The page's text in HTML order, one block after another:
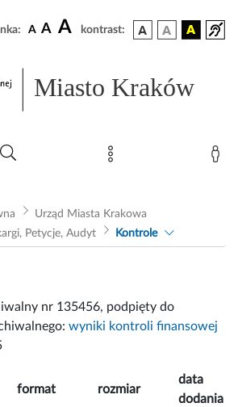
A A A kontrast:
Miasto Kraków
Urząd Miasta Krakowa
Petycje, Audyt
Kontrole
nr 135456, podpięty do
wyniki kontroli finansowej
format rozmiar
data
dodania